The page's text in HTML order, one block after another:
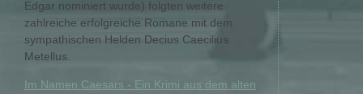
Edgar nominiert wurde) folgten weitere
zahlreiche erfolgreiche Romane mit dem
sympathischen Helden Decius Caecilius
Metellus.
Im Namen Caesars - Ein Krimi aus dem alten